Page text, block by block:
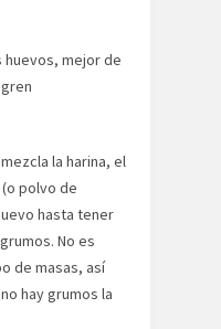
huevos, mejor de
la harina, el
polvo de
hasta tener
No es
de masas, así
hay grumos la